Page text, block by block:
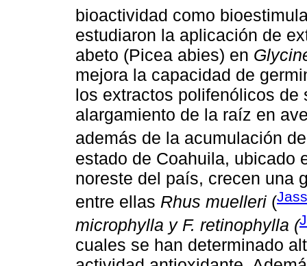
bioactividad como
estudiaron la aplicación de
abeto (Picea abies) en
mejora la capacidad de
los extractos polifenólicos
alargamiento de la raíz en
además de la acumulación
estado de Coahuila, ubicado
noreste del país, crecen una
entre ellas Rhus muelleri (
microphylla y F. retinophylla (
cuales se han determinado